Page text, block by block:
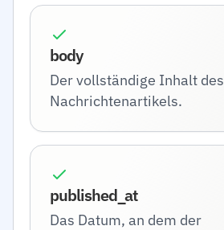
body
Der vollständige Inhalt des
Nachrichtenartikels.
published_at
Das Datum, an dem der